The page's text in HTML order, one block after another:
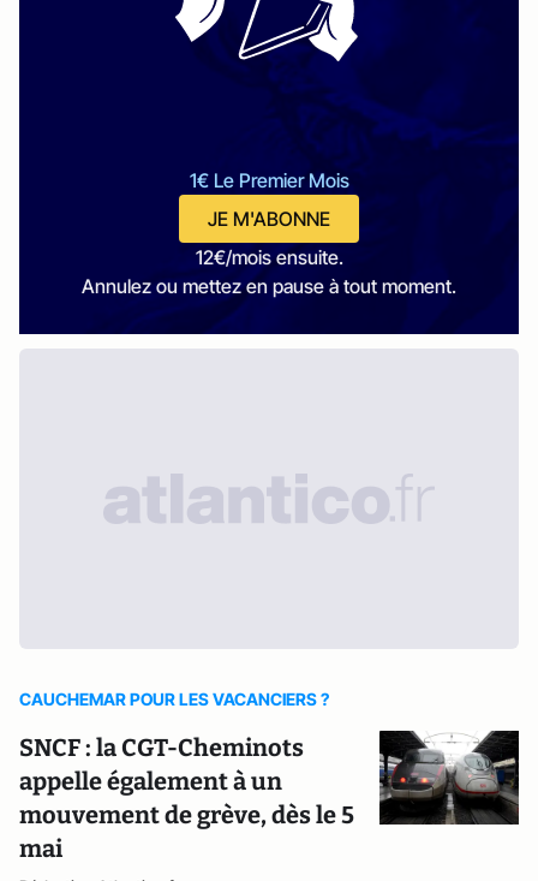
1€ Le Premier Mois
JE M'ABONNE
12€/mois ensuite.
Annulez ou mettez en pause à tout moment.
CAUCHEMAR POUR LES VACANCIERS ?
SNCF : la CGT-Cheminots
appelle également à un
mouvement de grève, dès le 5
mai